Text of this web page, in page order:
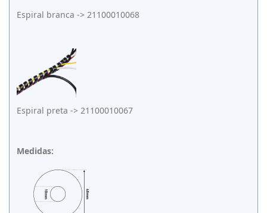
Espiral branca -> 21100010068
Espiral preta -> 21100010067
Medidas: